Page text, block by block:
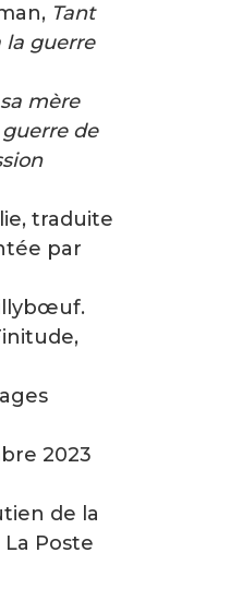
Tant
la guerre
mère
de
traduite
par
2023
de la
Poste